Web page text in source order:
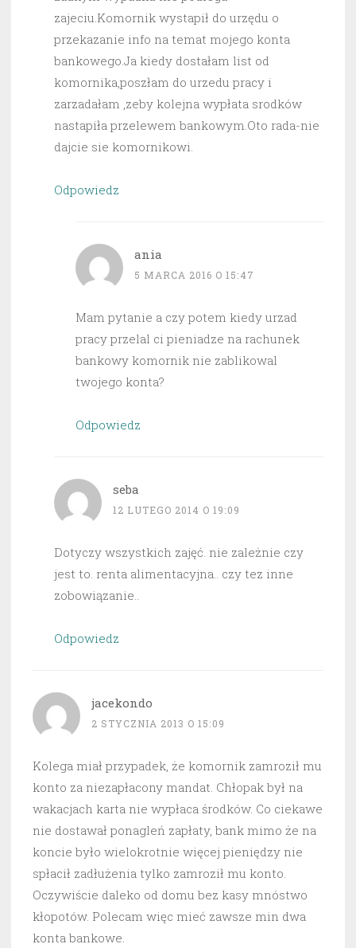
zajeciu.Komornik wystapił do urzędu o
przekazanie info na temat mojego konta
bankowego.Ja kiedy dostałam list od
komornika,poszłam do urzedu pracy i
zarzadałam ,zeby kolejna wypłata srodków
nastapiła przelewem bankowym.Oto rada-nie
dajcie sie komornikowi.
Odpowiedz
ania
5 MARCA 2016 O 15:47
Mam pytanie a czy potem kiedy urzad
pracy przelal ci pieniadze na rachunek
bankowy komornik nie zablikowal
twojego konta?
Odpowiedz
seba
12 LUTEGO 2014 O 19:09
Dotyczy wszystkich zajęć. nie zależnie czy
jest to. renta alimentacyjna.. czy tez inne
zobowiązanie..
Odpowiedz
jacekondo
2 STYCZNIA 2013 O 15:09
Kolega miał przypadek, że komornik zamroził mu
konto za niezapłacony mandat. Chłopak był na
wakacjach karta nie wypłaca środków. Co ciekawe
nie dostawał ponagleń zapłaty, bank mimo że na
koncie było wielokrotnie więcej pieniędzy nie
spłacił zadłużenia tylko zamroził mu konto.
Oczywiście daleko od domu bez kasy mnóstwo
kłopotów. Polecam więc mieć zawsze min dwa
konta bankowe.